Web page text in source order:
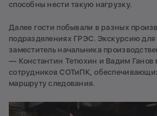
способны нести такую нагрузку.
Далее гости побывали в разных
подразделениях ГРЭС. Экскурсию для
заместитель начальника
— Константин Тетюхин и Вадим Ганов
сотрудников СОТиПК,
маршруту следования.